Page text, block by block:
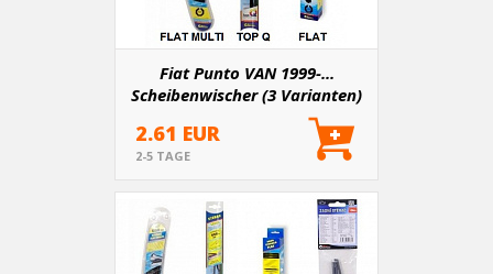
Fiat Punto VAN 1999-...
Scheibenwischer (3 Varianten)
2.61 EUR
2-5 TAGE